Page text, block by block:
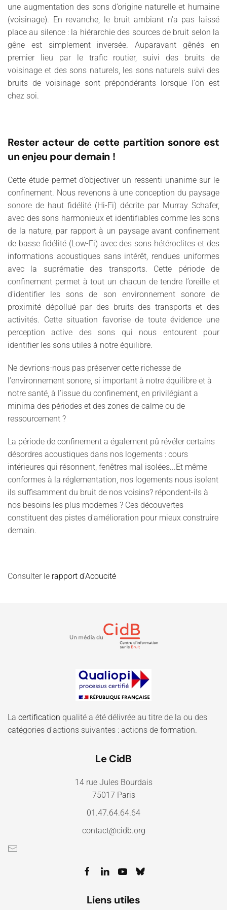
une augmentation des sons d’origine naturelle et humaine
(voisinage). En revanche, le bruit ambiant n'a pas laissé
place au silence : la hiérarchie des sources de bruit selon la
gêne est simplement inversée. Auparavant gênés en
premier lieu par le trafic routier, suivi des bruits de
voisinage et des sons naturels, les sons naturels suivi des
bruits de voisinage sont prépondérants lorsque l'on est
chez soi.
Rester acteur de cette partition sonore est
un enjeu pour demain !
Cette étude permet d’objectiver un ressenti unanime sur le
confinement. Nous revenons à une conception du paysage
sonore de haut fidélité (Hi-Fi) décrite par Murray Schafer,
avec des sons harmonieux et identifiables comme les sons
de la nature, par rapport à un paysage avant confinement
de basse fidélité (Low-Fi) avec des sons hétéroclites et des
informations acoustiques sans intérêt, rendues uniformes
avec la suprématie des transports. Cette période de
confinement permet à tout un chacun de tendre l’oreille et
d’identifier les sons de son environnement sonore de
proximité dépollué par des bruits des transports et des
activités. Cette situation favorise de toute évidence une
perception active des sons qui nous entourent pour
identifier les sons utiles à notre équilibre.
Ne devrions-nous pas préserver cette richesse de
l’environnement sonore, si important à notre équilibre et à
notre santé, à l’issue du confinement, en privilégiant a
minima des périodes et des zones de calme ou de
ressourcement ?
La période de confinement a également pû révéler certains
désordres acoustiques dans nos logements : cours
intérieures qui résonnent, fenêtres mal isolées...Et même
conformes à la réglementation, nos logements nous isolent
ils suffisamment du bruit de nos voisins? répondent-ils à
nos besoins les plus modernes ? Ces découvertes
constituent des pistes d'amélioration pour mieux construire
demain.
Consulter le rapport d'Acoucité
La certification qualité a été délivrée au titre de la ou des
catégories d'actions suivantes : actions de formation.
Le CidB
14 rue Jules Bourdais
75017 Paris
01.47.64.64.64
contact@cidb.org
Liens utiles